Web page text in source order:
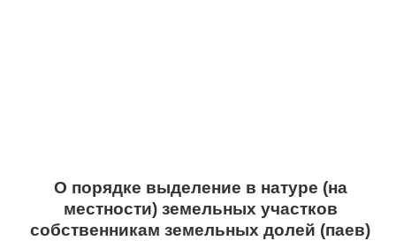
О порядке выделение в натуре (на
местности) земельных участков
собственникам земельных долей (паев)